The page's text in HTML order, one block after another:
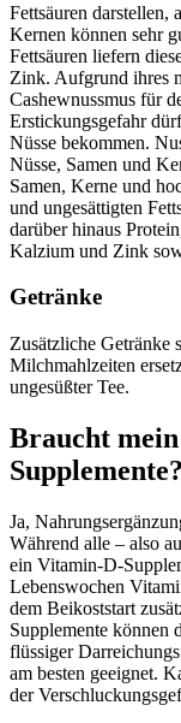
Fettsäuren darstellen,
Kernen können sehr
Fettsäuren liefern
Zink. Aufgrund ihres
Cashewnussmus für
Erstickungsgefahr
Nüsse bekommen.
Nüsse, Samen und
Samen, Kerne und
und ungesättigten
darüber hinaus
Kalzium und Zink
Getränke
Zusätzliche Getränke
Milchmahlzeiten
ungesüßter Tee.
Braucht
Supplemente?
Ja,
Während alle – also
ein Vitamin-D-
Lebenswochen
dem Beikoststart
Supplemente können
flüssiger
am besten geeignet.
der